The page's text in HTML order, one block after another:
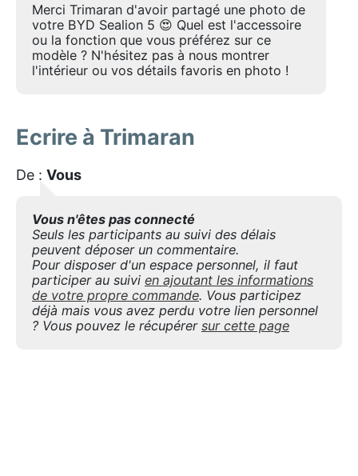
Merci Trimaran d'avoir partagé une photo de
votre BYD Sealion 5 😍 Quel est l'accessoire
ou la fonction que vous préférez sur ce
modèle ? N'hésitez pas à nous montrer
l'intérieur ou vos détails favoris en photo !
Ecrire à Trimaran
De : Vous
Vous n'êtes pas connecté
Seuls les participants au suivi des délais
peuvent déposer un commentaire.
Pour disposer d'un espace personnel, il faut
participer au suivi en ajoutant les informations
de votre propre commande. Vous participez
déjà mais vous avez perdu votre lien personnel
? Vous pouvez le récupérer sur cette page